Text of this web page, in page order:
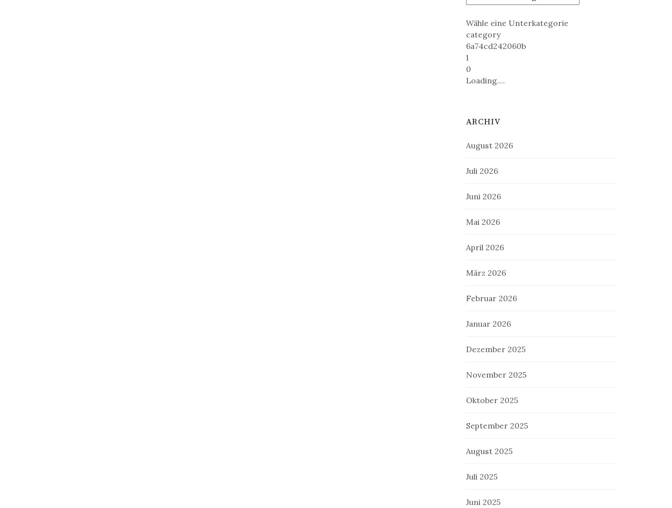
Wähle eine Unterkategorie
category
6a74cd242060b
1
0
Loading....
ARCHIV
August 2026
Juli 2026
Juni 2026
Mai 2026
April 2026
März 2026
Februar 2026
Januar 2026
Dezember 2025
November 2025
Oktober 2025
September 2025
August 2025
Juli 2025
Juni 2025